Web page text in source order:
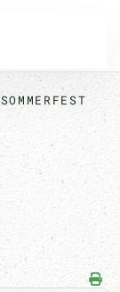
SOMMERFEST